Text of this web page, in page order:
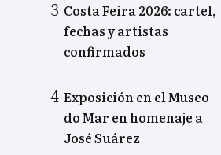
Costa Feira 2026: cartel,
fechas y artistas
confirmados
Exposición en el Museo
do Mar en homenaje a
José Suárez